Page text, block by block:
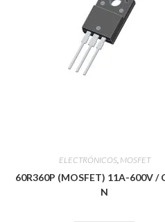
ELECTRÓNICOS, MOSFET
60R360P (MOSFET) 11A-600V /
N